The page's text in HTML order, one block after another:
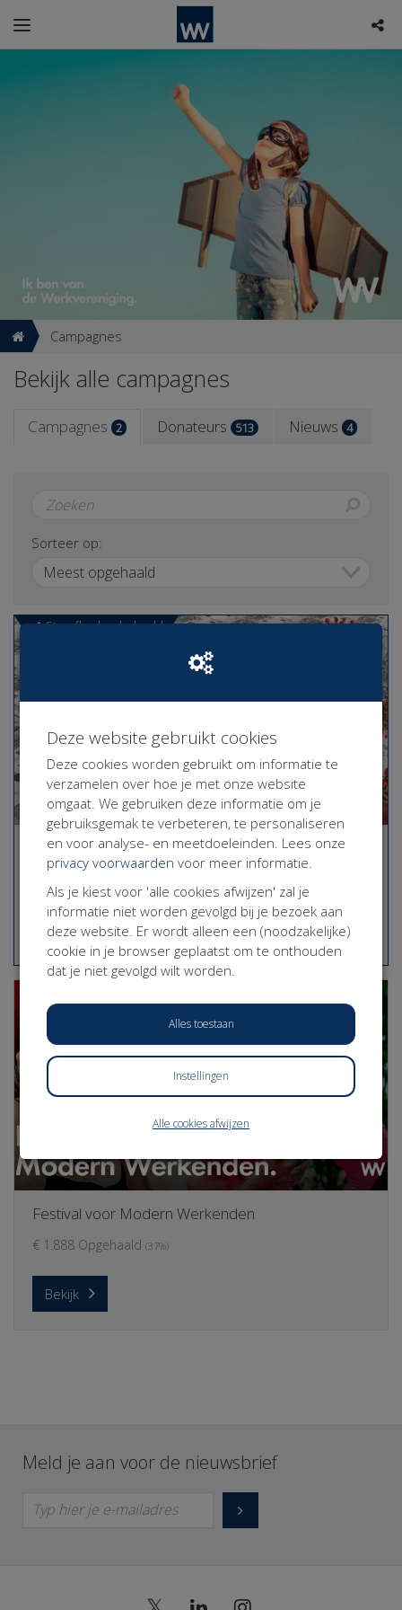
Campagnes
Bekijk alle campagnes
Campagnes 2 Donateurs 513 Nieuws 4
Sorteer op:
Streefbedrag behaald
Rechtszaak tegen de staat
Bekijk
Festival voor Modern Werkenden
€ 1.888 Opgehaald (37%)
Bekijk
Meld je aan voor de nieuwsbrief
Typ hier je e-mailadres
Deze website gebruikt cookies
Deze cookies worden gebruikt om informatie te
verzamelen over hoe je met onze website
omgaat. We gebruiken deze informatie om je
gebruiksgemak te verbeteren, te personaliseren
en voor analyse- en meetdoeleinden. Lees onze
privacy voorwaarden voor meer informatie.
Als je kiest voor 'alle cookies afwijzen' zal je
informatie niet worden gevolgd bij je bezoek aan
deze website. Er wordt alleen een (noodzakelijke)
cookie in je browser geplaatst om te onthouden
dat je niet gevolgd wilt worden.
Alles toestaan
Instellingen
Alle cookies afwijzen